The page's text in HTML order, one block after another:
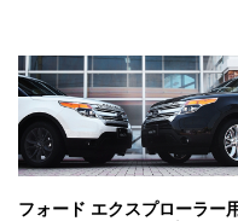
フォード エクスプローラー